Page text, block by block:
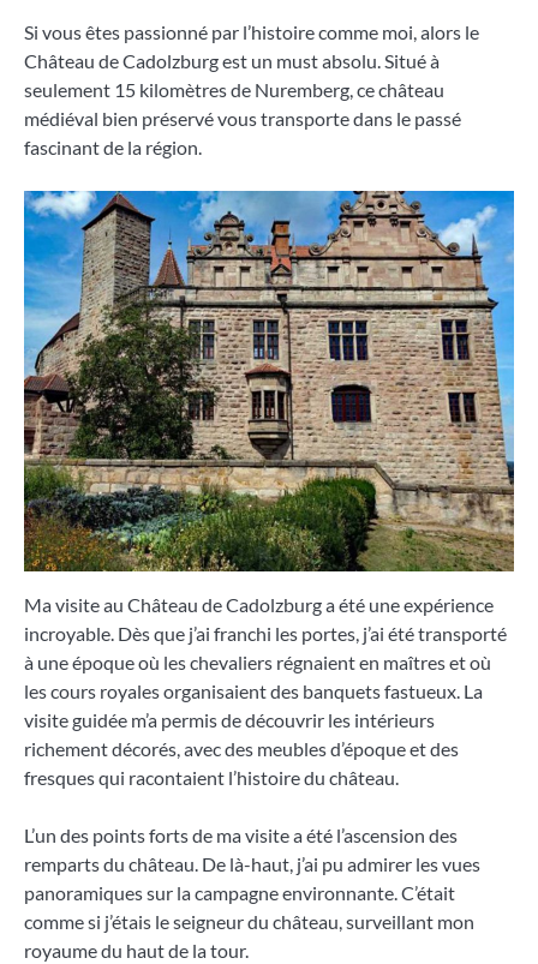
Si vous êtes passionné par l’histoire comme moi, alors le
Château de Cadolzburg est un must absolu. Situé à
seulement 15 kilomètres de Nuremberg, ce château
médiéval bien préservé vous transporte dans le passé
fascinant de la région.
Ma visite au Château de Cadolzburg a été une expérience
incroyable. Dès que j’ai franchi les portes, j’ai été transporté
à une époque où les chevaliers régnaient en maîtres et où
les cours royales organisaient des banquets fastueux. La
visite guidée m’a permis de découvrir les intérieurs
richement décorés, avec des meubles d’époque et des
fresques qui racontaient l’histoire du château.
L’un des points forts de ma visite a été l’ascension des
remparts du château. De là-haut, j’ai pu admirer les vues
panoramiques sur la campagne environnante. C’était
comme si j’étais le seigneur du château, surveillant mon
royaume du haut de la tour.